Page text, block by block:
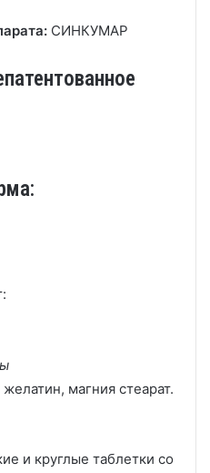
СИНКУМАР
магния стеарат.
и круглые таблетки со